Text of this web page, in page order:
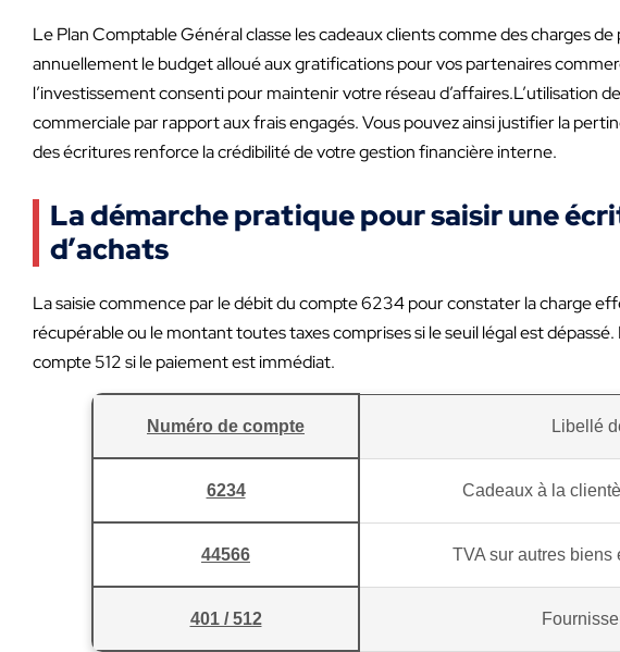
Le Plan Comptable Général classe les cadeaux clients comme des charges
annuellement le budget alloué aux gratifications pour vos partenaires
l’investissement consenti pour maintenir votre réseau
commerciale par rapport aux frais engagés. Vous pouvez ainsi justifier la
des écritures renforce la crédibilité de votre gestion financière interne.
La démarche pratique pour saisir une
d’achats
La saisie commence par le débit du compte 6234 pour constater la charge
récupérable ou le montant toutes taxes comprises si le seuil légal est
compte 512 si le paiement est immédiat.
Numéro de compte Libellé
6234 Cadeaux à la
44566 TVA sur autres biens
401 / 512